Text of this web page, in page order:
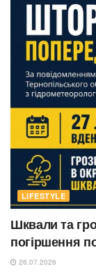
LIFESTYLE
Шквали та
погіршення
26.07.2026